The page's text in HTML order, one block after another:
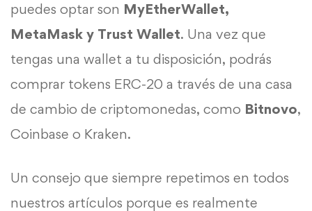
puedes optar son MyEtherWallet,
MetaMask y Trust Wallet. Una vez que
tengas una wallet a tu disposición, podrás
comprar tokens ERC-20 a través de una casa
de cambio de criptomonedas, como Bitnovo,
Coinbase o Kraken.
Un consejo que siempre repetimos en todos
nuestros artículos porque es realmente